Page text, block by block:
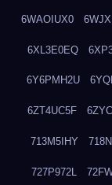
6WAOIUX0
6XL3E0EQ
6Y6PMH2U
6ZT4UC5F
713M5IHY
727P972L